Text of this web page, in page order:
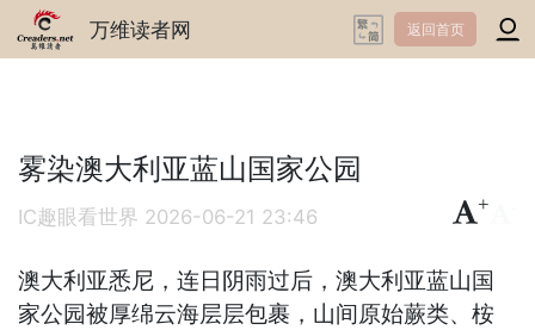
万维读者网 返回首页
雾染澳大利亚蓝山国家公园
IC趣眼看世界 2026-06-21 23:46
+
澳大利亚悉尼，连日阴雨过后，澳大利亚蓝山国
家公园被厚绵云海层层包裹，山间原始蕨类、桉